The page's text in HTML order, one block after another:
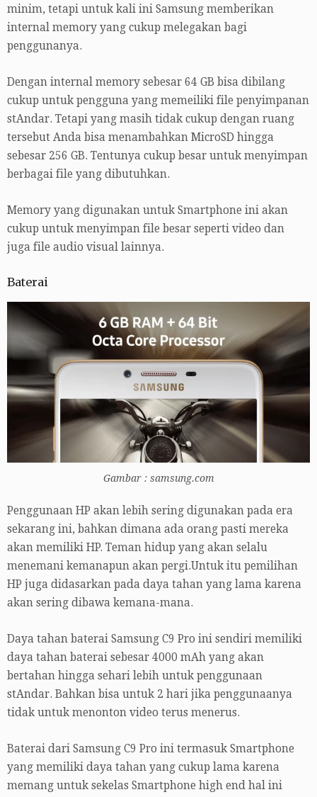
minim, tetapi untuk kali ini Samsung memberikan
internal memory yang cukup melegakan bagi
penggunanya.
Dengan internal memory sebesar 64 GB bisa dibilang
cukup untuk pengguna yang memeiliki file penyimpanan
stAndar. Tetapi yang masih tidak cukup dengan ruang
tersebut Anda bisa menambahkan MicroSD hingga
sebesar 256 GB. Tentunya cukup besar untuk menyimpan
berbagai file yang dibutuhkan.
Memory yang digunakan untuk Smartphone ini akan
cukup untuk menyimpan file besar seperti video dan
juga file audio visual lainnya.
Baterai
Gambar : samsung.com
Penggunaan HP akan lebih sering digunakan pada era
sekarang ini, bahkan dimana ada orang pasti mereka
akan memiliki HP. Teman hidup yang akan selalu
menemani kemanapun akan pergi.Untuk itu pemilihan
HP juga didasarkan pada daya tahan yang lama karena
akan sering dibawa kemana-mana.
Daya tahan baterai Samsung C9 Pro ini sendiri memiliki
daya tahan baterai sebesar 4000 mAh yang akan
bertahan hingga sehari lebih untuk penggunaan
stAndar. Bahkan bisa untuk 2 hari jika penggunaanya
tidak untuk menonton video terus menerus.
Baterai dari Samsung C9 Pro ini termasuk Smartphone
yang memiliki daya tahan yang cukup lama karena
memang untuk sekelas Smartphone high end hal ini